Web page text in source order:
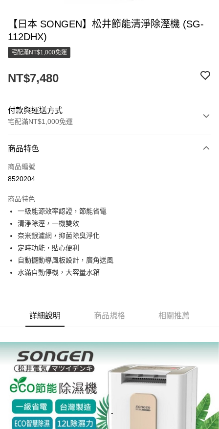
【日本 SONGEN】松井節能清淨除溼機 (SG-
112DHX)
宅配滿NT$1,000免運
NT$7,480
付款與運送方式
宅配滿NT$1,000免運
信用卡一次付款
LINE Pay
悠遊付
ATM付款
運送方式
每筆NT$150，滿NT$2,000(含以上)免運費
商品特色
商品編號
8520204
商品特色
一級能源效率認證，節能省電
清淨除溼，一機雙效
奈米銀濾網，抑菌除臭淨化
定時功能，貼心便利
自動擺動導風板設計，廣角送風
水滿自動停機，大容量水箱
詳細說明 商品規格 相關推薦